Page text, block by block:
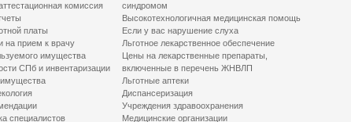
комиссия
платы
на прием к врачу
имущества
СПб и инвентаризации
имущества
специалистов
синдромом
Высокотехнологичная медицинская помощь
Если у вас нарушение слуха
Льготное лекарственное обеспечение
Цены на лекарственные препараты,
включенные в перечень ЖНВЛП
Льготные аптеки
Диспансеризация
Учреждения здравоохранения
Медицинские организации